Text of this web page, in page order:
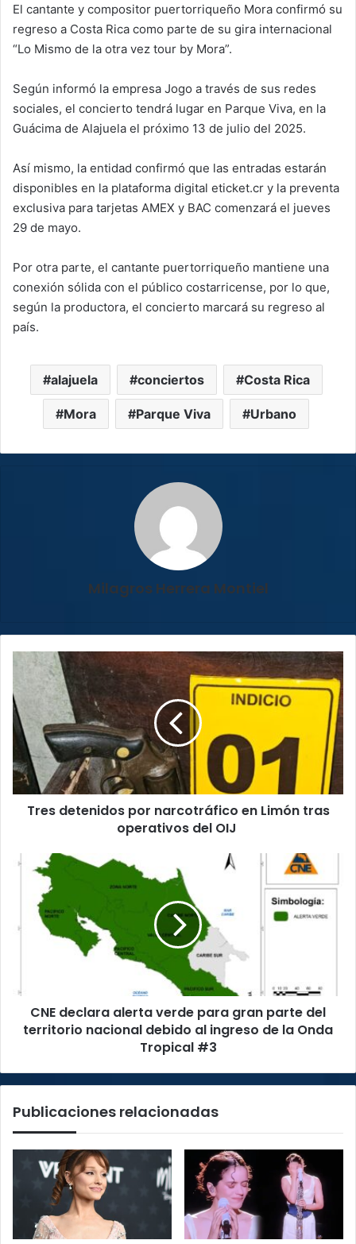
El cantante y compositor puertorriqueño Mora confirmó su
regreso a Costa Rica como parte de su gira internacional
“Lo Mismo de la otra vez tour by Mora”.
Según informó la empresa Jogo a través de sus redes
sociales, el concierto tendrá lugar en Parque Viva, en la
Guácima de Alajuela el próximo 13 de julio del 2025.
Así mismo, la entidad confirmó que las entradas estarán
disponibles en la plataforma digital eticket.cr y la preventa
exclusiva para tarjetas AMEX y BAC comenzará el jueves
29 de mayo.
Por otra parte, el cantante puertorriqueño mantiene una
conexión sólida con el público costarricense, por lo que,
según la productora, el concierto marcará su regreso al
país.
alajuela conciertos Costa Rica
Mora Parque Viva Urbano
Milagros Herrera Montiel
detenidos
por
narcotráfico
en
Limón
tras
operativos
del
OIJTres detenidos por narcotráfico en Limón tras
operativos del OIJ
CNE
declara
verde
para
territorio
nacional
debido
de
Onda
CNE declara alerta verde para gran parte del
territorio nacional debido al ingreso de la Onda
Tropical #3
Publicaciones relacionadas